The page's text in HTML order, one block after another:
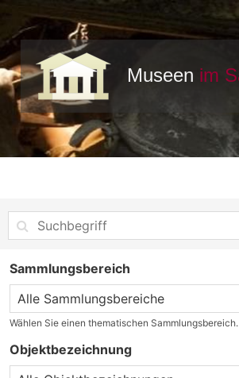
Sammlungsbereich
Wählen Sie einen thematischen Sammlungsbereich.
Objektbezeichnung